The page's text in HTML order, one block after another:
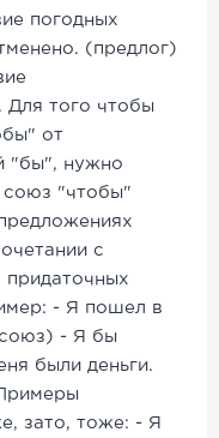
погодных
(предлог)
Для того чтобы
от
"бы", нужно
союз "чтобы"
с
придаточных
- Я пошел в
- Я бы
были деньги.
зато, тоже: - Я